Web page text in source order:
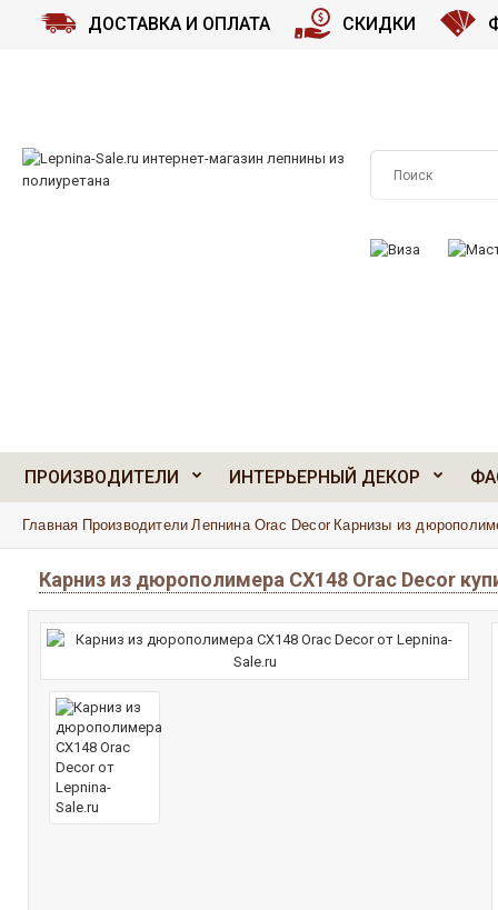
ДОСТАВКА И ОПЛАТА СКИДКИ
ПРОИЗВОДИТЕЛИ ИНТЕРЬЕРНЫЙ ДЕКОР
Главная Производители Лепнина Orac Decor Карнизы из
Карниз из дюрополимера CX148 Orac Decor